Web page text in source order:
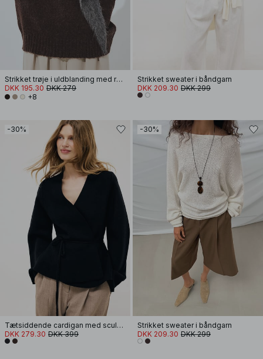
Strikket trøje i uldblanding med rund hals
DKK 195.30 DKK 279
+8
Strikket sweater i båndgarn
DKK 209.30 DKK 299
-30%
Tætsiddende cardigan med sculpted ærmer
DKK 279.30 DKK 399
-30%
Strikket sweater i båndgarn
DKK 209.30 DKK 299